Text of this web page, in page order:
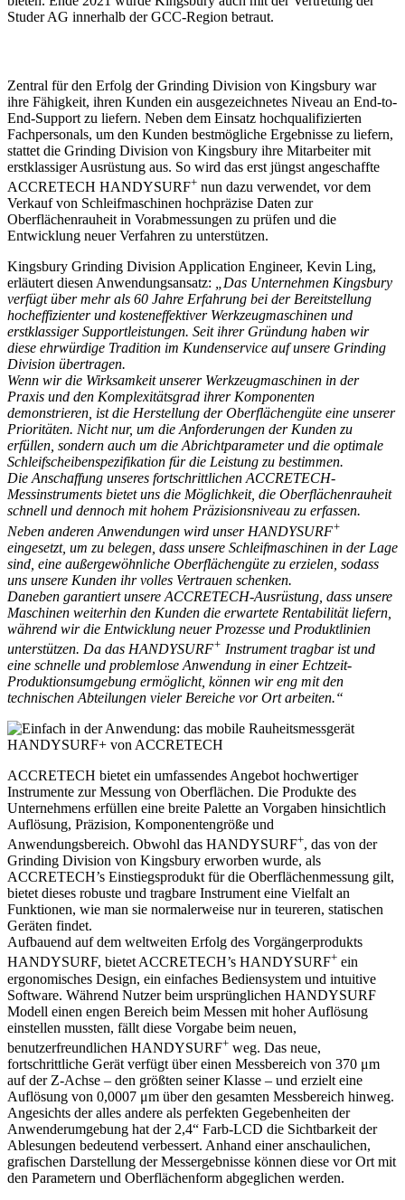
Studer AG innerhalb der GCC-Region betraut.
Zentral für den Erfolg der Grinding Division von Kingsbury war
ihre Fähigkeit, ihren Kunden ein ausgezeichnetes Niveau an End-to-
End-Support zu liefern. Neben dem Einsatz hochqualifizierten
Fachpersonals, um den Kunden bestmögliche Ergebnisse zu liefern,
stattet die Grinding Division von Kingsbury ihre Mitarbeiter mit
erstklassiger Ausrüstung aus. So wird das erst jüngst angeschaffte
ACCRETECH HANDYSURF+ nun dazu verwendet, vor dem
Verkauf von Schleifmaschinen hochpräzise Daten zur
Oberflächenrauheit in Vorabmessungen zu prüfen und die
Entwicklung neuer Verfahren zu unterstützen.
Kingsbury Grinding Division Application Engineer, Kevin Ling,
erläutert diesen Anwendungsansatz: „Das Unternehmen Kingsbury
verfügt über mehr als 60 Jahre Erfahrung bei der Bereitstellung
hocheffizienter und kosteneffektiver Werkzeugmaschinen und
erstklassiger Supportleistungen. Seit ihrer Gründung haben wir
diese ehrwürdige Tradition im Kundenservice auf unsere Grinding
Division übertragen.
Wenn wir die Wirksamkeit unserer Werkzeugmaschinen in der
Praxis und den Komplexitätsgrad ihrer Komponenten
demonstrieren, ist die Herstellung der Oberflächengüte eine unserer
Prioritäten. Nicht nur, um die Anforderungen der Kunden zu
erfüllen, sondern auch um die Abrichtparameter und die optimale
Schleifscheibenspezifikation für die Leistung zu bestimmen.
Die Anschaffung unseres fortschrittlichen ACCRETECH-
Messinstruments bietet uns die Möglichkeit, die Oberflächenrauheit
schnell und dennoch mit hohem Präzisionsniveau zu erfassen.
Neben anderen Anwendungen wird unser HANDYSURF+
eingesetzt, um zu belegen, dass unsere Schleifmaschinen in der Lage
sind, eine außergewöhnliche Oberflächengüte zu erzielen, sodass
uns unsere Kunden ihr volles Vertrauen schenken.
Daneben garantiert unsere ACCRETECH-Ausrüstung, dass unsere
Maschinen weiterhin den Kunden die erwartete Rentabilität liefern,
während wir die Entwicklung neuer Prozesse und Produktlinien
unterstützen. Da das HANDYSURF+ Instrument tragbar ist und
eine schnelle und problemlose Anwendung in einer Echtzeit-
Produktionsumgebung ermöglicht, können wir eng mit den
technischen Abteilungen vieler Bereiche vor Ort arbeiten.“
ACCRETECH bietet ein umfassendes Angebot hochwertiger
Instrumente zur Messung von Oberflächen. Die Produkte des
Unternehmens erfüllen eine breite Palette an Vorgaben hinsichtlich
Auflösung, Präzision, Komponentengröße und
Anwendungsbereich. Obwohl das HANDYSURF+, das von der
Grinding Division von Kingsbury erworben wurde, als
ACCRETECH’s Einstiegsprodukt für die Oberflächenmessung gilt,
bietet dieses robuste und tragbare Instrument eine Vielfalt an
Funktionen, wie man sie normalerweise nur in teureren, statischen
Geräten findet.
Aufbauend auf dem weltweiten Erfolg des Vorgängerprodukts
HANDYSURF, bietet ACCRETECH’s HANDYSURF+ ein
ergonomisches Design, ein einfaches Bediensystem und intuitive
Software. Während Nutzer beim ursprünglichen HANDYSURF
Modell einen engen Bereich beim Messen mit hoher Auflösung
einstellen mussten, fällt diese Vorgabe beim neuen,
benutzerfreundlichen HANDYSURF+ weg. Das neue,
fortschrittliche Gerät verfügt über einen Messbereich von 370 μm
auf der Z-Achse – den größten seiner Klasse – und erzielt eine
Auflösung von 0,0007 μm über den gesamten Messbereich hinweg.
Angesichts der alles andere als perfekten Gegebenheiten der
Anwenderumgebung hat der 2,4“ Farb-LCD die Sichtbarkeit der
Ablesungen bedeutend verbessert. Anhand einer anschaulichen,
grafischen Darstellung der Messergebnisse können diese vor Ort mit
den Parametern und Oberflächenform abgeglichen werden.